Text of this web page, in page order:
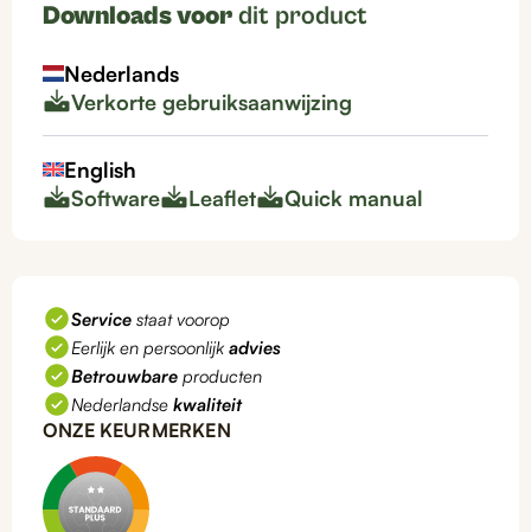
Downloads voor dit product
Nederlands
Verkorte gebruiksaanwijzing
English
Software
Leaflet Quick manual
Service staat voorop
Eerlijk en persoonlijk advies
Betrouwbare producten
Nederlandse kwaliteit
ONZE KEURMERKEN